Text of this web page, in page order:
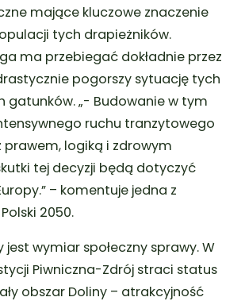
mające kluczowe znaczenie
tych drapieżników.
ma przebiegać dokładnie przez
pogorszy sytuację tych
gatunków. „- Budowanie w tym
ruchu tranzytowego
prawem, logiką i zdrowym
tej decyzji będą dotyczyć
– komentuje jedna z
2050.
jest wymiar społeczny sprawy. W
Piwniczna-Zdrój straci status
obszar Doliny – atrakcyjność